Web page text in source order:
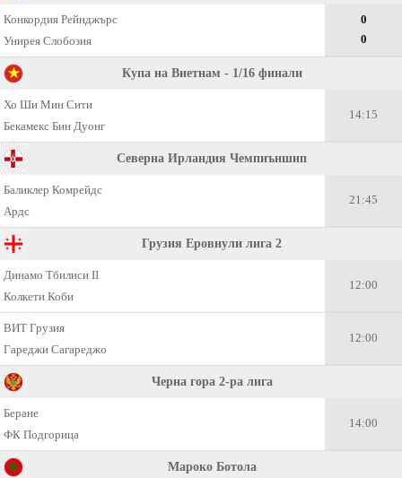
Конкордия Рейнджърс
Унирея Слобозия
0
0
Купа на Виетнам - 1/16 финали
Хо Ши Мин Сити
Бекамекс Бин Дуонг
14:15
Северна Ирландия Чемпиъншип
Баликлер Комрейдс
Ардс
21:45
Грузия Еровнули лига 2
Динамо Тбилиси II
Колкети Коби
12:00
ВИТ Грузия
Гареджи Сагареджо
12:00
Черна гора 2-ра лига
Беране
ФК Подгорица
14:00
Мароко Ботола